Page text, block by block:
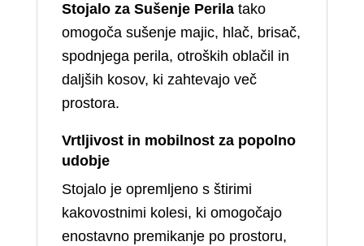
Stojalo za Sušenje Perilatako
omogoča sušenje majic, hlač, brisač,
spodnjega perila, otroških oblačil in
daljših kosov, ki zahtevajo več
prostora.
Vrtljivost in mobilnost za popolno
udobje
Stojalo je opremljeno s štirimi
kakovostnimi kolesi, ki omogočajo
enostavno premikanje po prostoru,